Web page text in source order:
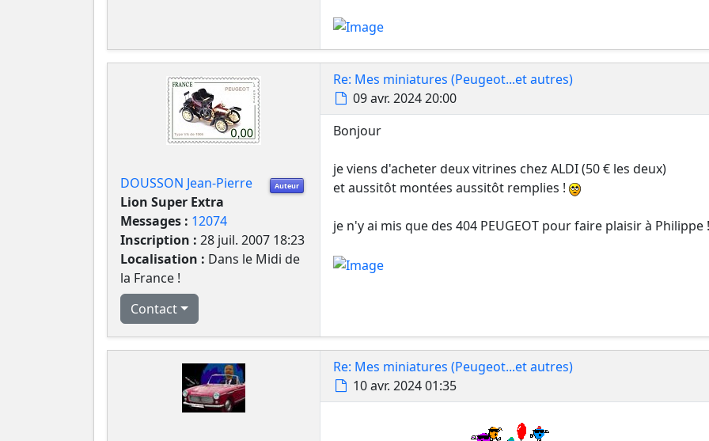
Auteur
DOUSSON Jean-Pierre
Lion Super Extra
Messages : 12074
Inscription : 28 juil. 2007 18:23
Localisation : Dans le Midi de
la France !
Contact
Re: Mes miniatures (Peugeot...et autres)
Message
09 avr. 2024 20:00
Bonjour
je viens d'acheter deux vitrines chez ALDI (50 € les deux)
et aussitôt montées aussitôt remplies !
je n'y ai mis que des 404 PEUGEOT pour faire plaisir à Philippe
Re: Mes miniatures (Peugeot...et autres)
Message
10 avr. 2024 01:35